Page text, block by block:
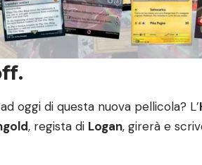
oggi di questa nuova pellicola? L’
, regista di Logan, girerà e